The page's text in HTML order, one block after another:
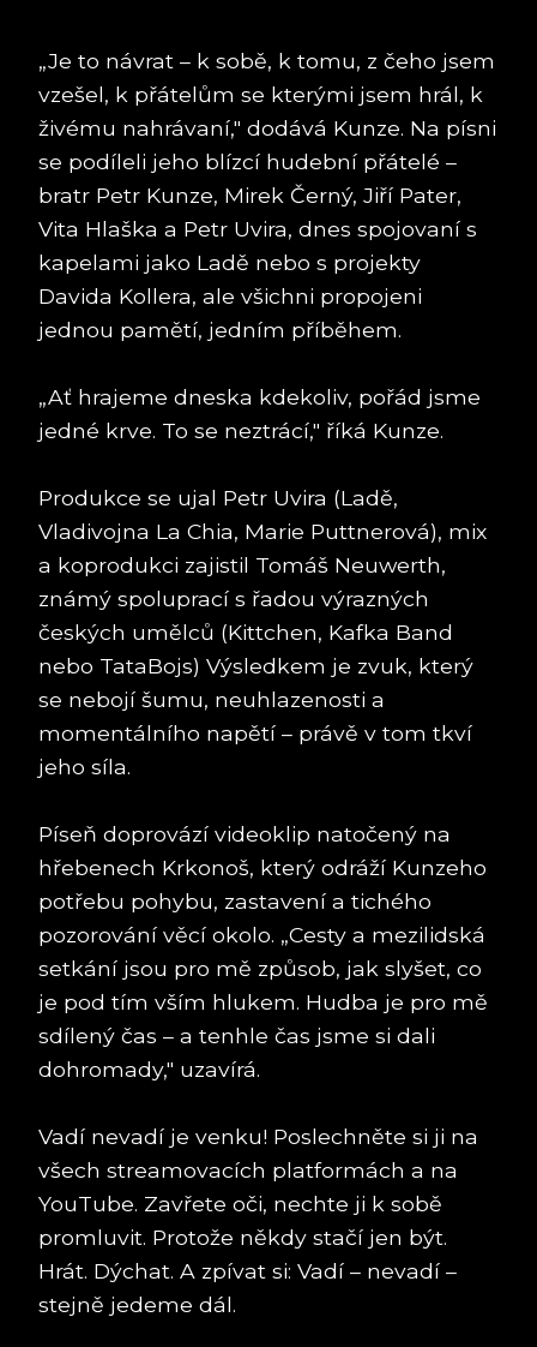
„Je to návrat – k sobě, k tomu, z čeho jsem
vzešel, k přátelům se kterými jsem hrál, k
živému nahrávaní," dodává Kunze. Na písni
se podíleli jeho blízcí hudební přátelé –
bratr Petr Kunze, Mirek Černý, Jiří Pater,
Vita Hlaška a Petr Uvira, dnes spojovaní s
kapelami jako Ladě nebo s projekty
Davida Kollera, ale všichni propojeni
jednou pamětí, jedním příběhem.
„Ať hrajeme dneska kdekoliv, pořád jsme
jedné krve. To se neztrácí," říká Kunze.
Produkce se ujal Petr Uvira (Ladě,
Vladivojna La Chia, Marie Puttnerová), mix
a koprodukci zajistil Tomáš Neuwerth,
známý spoluprací s řadou výrazných
českých umělců (Kittchen, Kafka Band
nebo TataBojs) Výsledkem je zvuk, který
se nebojí šumu, neuhlazenosti a
momentálního napětí – právě v tom tkví
jeho síla.
Píseň doprovází videoklip natočený na
hřebenech Krkonoš, který odráží Kunzeho
potřebu pohybu, zastavení a tichého
pozorování věcí okolo. „Cesty a mezilidská
setkání jsou pro mě způsob, jak slyšet, co
je pod tím vším hlukem. Hudba je pro mě
sdílený čas – a tenhle čas jsme si dali
dohromady," uzavírá.
Vadí nevadí je venku! Poslechněte si ji na
všech streamovacích platformách a na
YouTube. Zavřete oči, nechte ji k sobě
promluvit. Protože někdy stačí jen být.
Hrát. Dýchat. A zpívat si: Vadí – nevadí –
stejně jedeme dál.